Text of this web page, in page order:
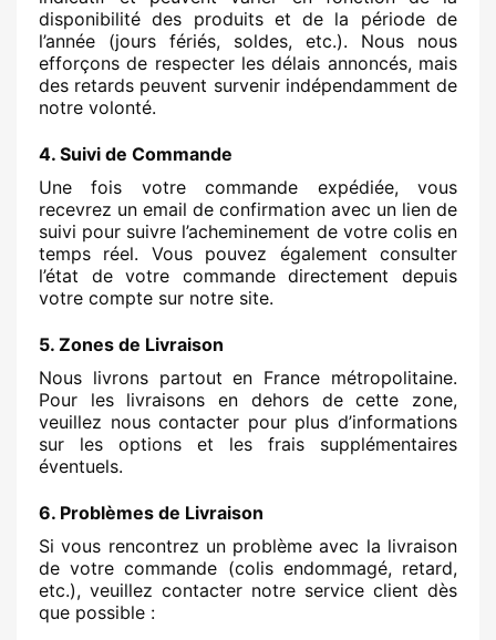
disponibilité des produits et de la période de
l’année (jours fériés, soldes, etc.). Nous nous
efforçons de respecter les délais annoncés, mais
des retards peuvent survenir indépendamment de
notre volonté.
4. Suivi de Commande
Une fois votre commande expédiée, vous
recevrez un email de confirmation avec un lien de
suivi pour suivre l’acheminement de votre colis en
temps réel. Vous pouvez également consulter
l’état de votre commande directement depuis
votre compte sur notre site.
5. Zones de Livraison
Nous livrons partout en France métropolitaine.
Pour les livraisons en dehors de cette zone,
veuillez nous contacter pour plus d’informations
sur les options et les frais supplémentaires
éventuels.
6. Problèmes de Livraison
Si vous rencontrez un problème avec la livraison
de votre commande (colis endommagé, retard,
etc.), veuillez contacter notre service client dès
que possible :